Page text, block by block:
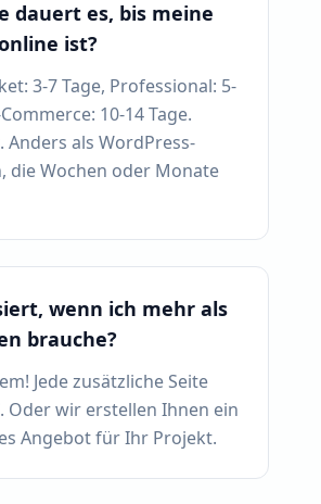
dauert es, bis meine
ist?
3-7 Tage, Professional: 5-
10-14 Tage.
Anders als WordPress-
die Wochen oder Monate
wenn ich mehr als
brauche?
Jede zusätzliche Seite
Oder wir erstellen Ihnen ein
Angebot für Ihr Projekt.